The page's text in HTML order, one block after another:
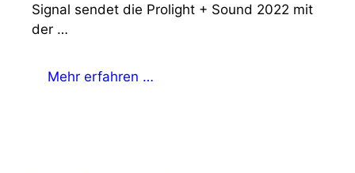
Signal sendet die Prolight + Sound 2022 mit
der …
Mehr erfahren …